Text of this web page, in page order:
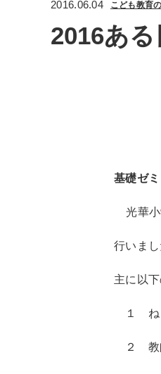
2016.06.04 こども教育
2016あ
基礎ゼ
光華小
行いま
主に以
１ ね
２ 教